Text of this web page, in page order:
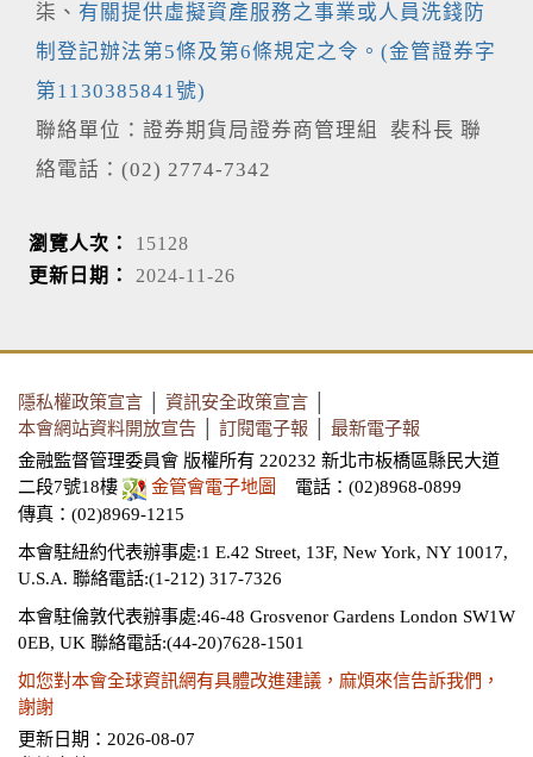
柒、 有關提供虛擬資產服務之事業或人員洗錢防
制登記辦法第5條及第6條規定之令。(金管證券字
第1130385841號)
聯絡單位：證券期貨局證券商管理組 裴科長 聯
絡電話：(02) 2774-7342
瀏覽人次： 15128
更新日期： 2024-11-26
隱私權政策宣言 資訊安全政策宣言
本會網站資料開放宣告
訂閱電子報
最新電子報
金融監督管理委員會 版權所有 220232 新北市板橋區縣民大道
二段7號18樓
金管會電子地圖
電話：(02)8968-0899
傳真：(02)8969-1215
本會駐紐約代表辦事處:1 E.42 Street, 13F, New York, NY 10017,
U.S.A. 聯絡電話:(1-212) 317-7326
本會駐倫敦代表辦事處:46-48 Grosvenor Gardens London SW1W
0EB, UK 聯絡電話:(44-20)7628-1501
如您對本會全球資訊網有具體改進建議，麻煩來信告訴我們，
謝謝
更新日期：2026-08-07